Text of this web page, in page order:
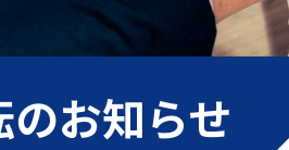
お知らせ